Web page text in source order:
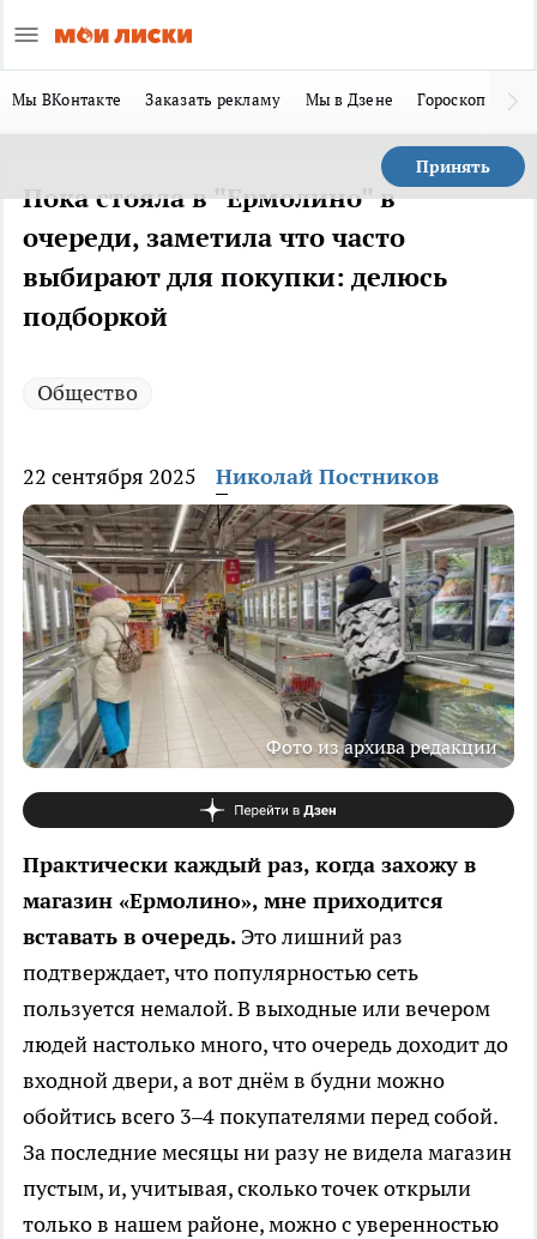
Мы ВКонтакте Заказать рекламу Мы в Дзене Гороскоп
Принять
Пока стояла в "Ермолино" в
очереди, заметила что часто
выбирают для покупки: делюсь
подборкой
Общество
22 сентября 2025 Николай Постников
Фото из архива редакции
Практически каждый раз, когда захожу в
магазин «Ермолино», мне приходится
вставать в очередь. Это лишний раз
подтверждает, что популярностью сеть
пользуется немалой. В выходные или вечером
людей настолько много, что очередь доходит до
входной двери, а вот днём в будни можно
обойтись всего 3–4 покупателями перед собой.
За последние месяцы ни разу не видела магазин
пустым, и, учитывая, сколько точек открыли
только в нашем районе, можно с уверенностью